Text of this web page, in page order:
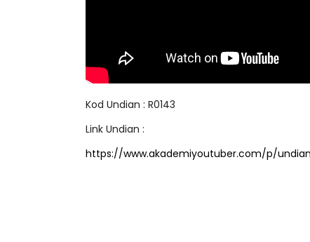
Kod Undian : R0143
Link Undian :
https://www.akademiyoutuber.com/p/